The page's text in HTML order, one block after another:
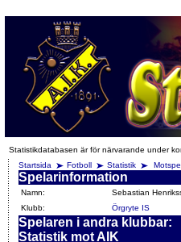
Statistikdatabasen är för närvarande under
Startsida
Fotboll Statistik
Spelarinformation
Namn:
Sebastian
Klubb:
Örgryte IS
Spelaren i andra klubbar:
Statistik mot AIK